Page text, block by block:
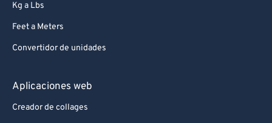
Kg a Lbs
Feet a Meters
Convertidor de unidades
Aplicaciones web
Creador de collages